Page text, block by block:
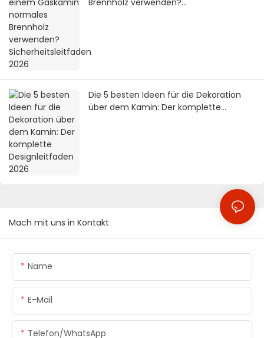
Brennholz verwenden?
Die 5 besten Ideen für die Dekoration
über dem Kamin: Der komplette
Mach mit uns in Kontakt
Name
E-Mail
Telefon/WhatsApp